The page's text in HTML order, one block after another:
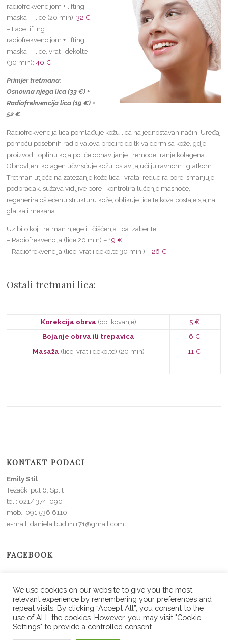
radiofrekvencijom + lifting
maska – lice (20 min):32 €
– Face lifting
radiofrekvencijom + lifting
maska – lice, vrat i dekolte
(30 min):40 €
Primjer tretmana:
Osnovna njega lica (33 €) +
Radiofrekvencija lica (19 €) =
52 €
Radiofrekvencija lica pomlađuje kožu lica na jednostavan način. Uređaj
pomoću posebnih radio valova prodire do tkiva dermisa kože, gdje
proizvodi toplinu koja potiče obnavljanje i remodeliranje kolagena.
Obnovljeni kolagen učvršćuje kožu, ostavljajući ju ravnom i glatkom.
Tretman utječe na zatezanje kože lica i vrata, reducira bore, smanjuje
podbradak, sužava vidljive pore i kontrolira lučenje masnoće,
regenerira oštećenu strukturu kože, oblikuje lice te koža postaje sjajna,
glatka i mekana.
Uz bilo koji tretman njege ili čišćenja lica izaberite:
– Radiofrekvencija (lice 20 min) – 19 €
– Radiofrekvencija (lice, vrat i dekolte 30 min ) –26 €
Ostali tretmani lica:
Korekcija obrva (oblikovanje)
5 €
Bojanje obrva ili trepavica
6 €
Masaža (lice, vrat i dekolte) (20 min) 11 €
KONTAKT PODACI
Emily Stil
Težački put 6, Split
tel.: 021/ 374-090
mob.: 091 536 6110
e-mail: daniela.budimir71@gmail.com
FACEBOOK
We use cookies on our website to give you the most
relevant experience by remembering your preferences and
repeat visits. By clicking “Accept All”, you consent to the
use of ALL the cookies. However, you may visit "Cookie
Settings" to provide a controlled consent.